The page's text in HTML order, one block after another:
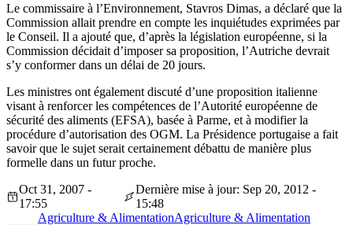
Le commissaire à l’Environnement, Stavros Dimas, a déclaré que la
Commission allait prendre en compte les inquiétudes exprimées par
le Conseil. Il a ajouté que, d’après la législation européenne, si la
Commission décidait d’imposer sa proposition, l’Autriche devrait
s’y conformer dans un délai de 20 jours.
Les ministres ont également discuté d’une proposition italienne
visant à renforcer les compétences de l’Autorité européenne de
sécurité des aliments (EFSA), basée à Parme, et à modifier la
procédure d’autorisation des OGM. La Présidence portugaise a fait
savoir que le sujet serait certainement débattu de manière plus
formelle dans un futur proche.
Oct 31, 2007 -
17:55
Dernière mise à jour: Sep 20, 2012 -
15:48
Agriculture & AlimentationAgriculture & Alimentation